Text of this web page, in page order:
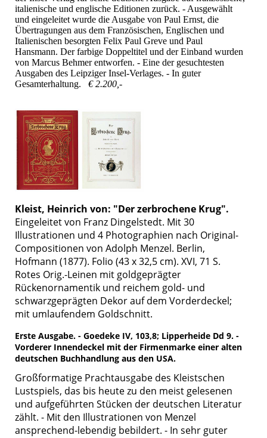
italienische und englische Editionen zurück. - Ausgewählt
und eingeleitet wurde die Ausgabe von Paul Ernst, die
Übertragungen aus dem Französischen, Englischen und
Italienischen besorgten Felix Paul Greve und Paul
Hansmann. Der farbige Doppeltitel und der Einband wurden
von Marcus Behmer entworfen. - Eine der gesuchtesten
Ausgaben des Leipziger Insel-Verlages. - In guter
Gesamterhaltung.
€ 2.200,-
Kleist, Heinrich von: "Der zerbrochene Krug".
Eingeleitet von Franz Dingelstedt. Mit 30
Illustrationen und 4 Photographien nach Original-
Compositionen von Adolph Menzel. Berlin,
Hofmann (1877). Folio (43 x 32,5 cm). XVI, 71 S.
Rotes Orig.-Leinen mit goldgeprägter
Rückenornamentik und reichem gold- und
schwarzgeprägten Dekor auf dem Vorderdeckel;
mit umlaufendem Goldschnitt.
Erste Ausgabe. - Goedeke IV, 103,8; Lipperheide Dd 9. -
Vorderer Innendeckel mit der Firmenmarke einer alten
deutschen Buchhandlung aus den USA.
Großformatige Prachtausgabe des Kleistschen
Lustspiels, das bis heute zu den meist gelesenen
und aufgeführten Stücken der deutschen Literatur
zählt. - Mit den Illustrationen von Menzel
ansprechend-lebendig bebildert. - In sehr guter